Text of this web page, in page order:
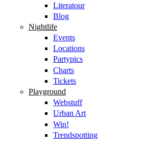
Literatour
Blog
Nightlife
Events
Locations
Partypics
Charts
Tickets
Playground
Webstuff
Urban Art
Win!
Trendspotting